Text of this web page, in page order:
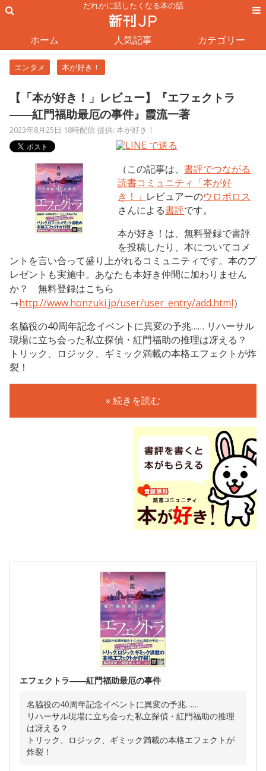
だれかに話したくなる本の話
ホーム 人気記事 カテゴリー
エンタメ 本が好き！
【「本が好き！」レビュー】『エフェクトラ
――紅門福助最厄の事件』霞流一著
2023年8月25日 18時配信 提供: 本が好き！
（この記事は、書評でつながる
読書コミュニティ「本が好
き！」 レビュアーのウロボロス
さんによる書評です。
本が好き！は、無料登録で書評
を投稿したり、本についてコメ
ントを言い合って盛り上がれるコミュニティです。本のプ
レゼントも実施中。あなたも本好き仲間に加わりません
か？ 無料登録はこちら
→http://www.honzuki.jp/user/user_entry/add.html）
名脇役の40周年記念イベントに異変の予兆…… リハーサル
現場に立ち会った私立探偵・紅門福助の推理は冴える？
トリック、ロジック、ギミック満載の本格エフェクトが炸
裂！
» 続きを読む
エフェクトラ――紅門福助最厄の事件
名脇役の40周年記念イベントに異変の予兆……
リハーサル現場に立ち会った私立探偵・紅門福助の推理
は冴える？
トリック、ロジック、ギミック満載の本格エフェクトが
炸裂！